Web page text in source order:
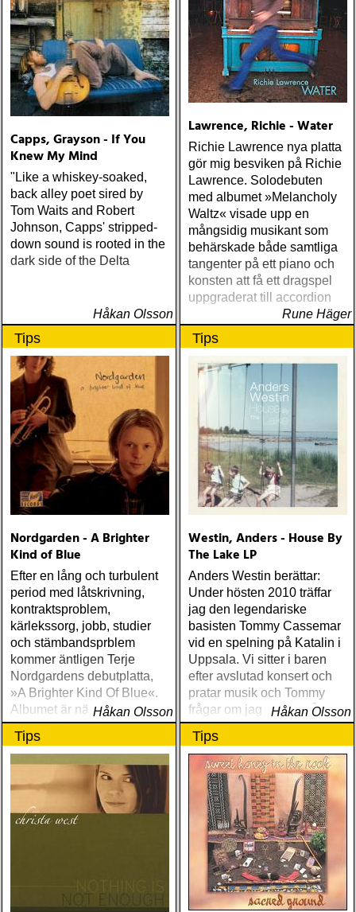
Capps, Grayson - If You
Knew My Mind
"Like a whiskey-soaked,
back alley poet sired by
Tom Waits and Robert
Johnson, Capps' stripped-
down sound is rooted in the
dark side of the Delta
Håkan Olsson
Lawrence, Richie - Water
Richie Lawrence nya platta
gör mig besviken på Richie
Lawrence. Solodebuten
med albumet »Melancholy
Waltz« visade upp en
mångsidig musikant som
behärskade både samtliga
tangenter på ett piano och
konsten att få ett dragspel
uppgraderat till accordion
Rune Häger
Tips
Nordgarden - A Brighter
Kind of Blue
Efter en lång och turbulent
period med låtskrivning,
kontraktsproblem,
kärlekssorg, jobb, studier
och stämbandsprblem
kommer äntligen Terje
Nordgardens debutplatta,
»A Brighter Kind Of Blue«.
Albumet är nära, enkelt och
ärligt och handlar om
upplevelser och historier
Håkan Olsson
Tips
Westin, Anders - House By
The Lake LP
Anders Westin berättar:
Under hösten 2010 träffar
jag den legendariske
basisten Tommy Cassemar
vid en spelning på Katalin i
Uppsala. Vi sitter i baren
efter avslutad konsert och
pratar musik och Tommy
frågar om jag spelar något
instrument
Håkan Olsson
Tips Tips